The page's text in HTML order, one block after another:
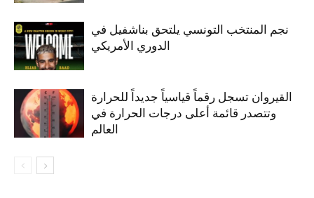
نجم المنتخب التونسي يلتحق بناشفيل في
الدوري الأمريكي
القيروان تسجل رقماً قياسياً جديداً للحرارة
وتتصدر قائمة أعلى درجات الحرارة في
العالم